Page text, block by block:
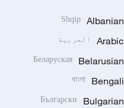
Albanian
Shqip
Arabic العربية
Belarusian
Беларуская
Bengali
বাংলা
Bulgarian
Български